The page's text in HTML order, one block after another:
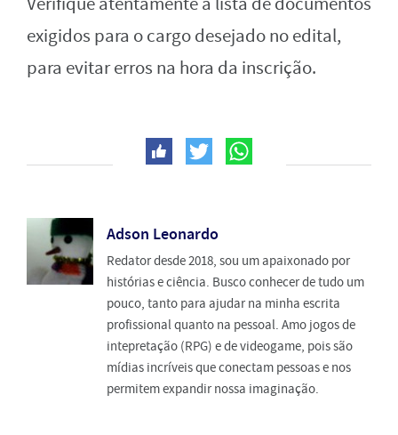
exigidos para o cargo desejado no edital,
para evitar erros na hora da inscrição.
Adson Leonardo
Redator desde 2018, sou um apaixonado por
histórias e ciência. Busco conhecer de tudo um
pouco, tanto para ajudar na minha escrita
profissional quanto na pessoal. Amo jogos de
intepretação (RPG) e de videogame, pois são
mídias incríveis que conectam pessoas e nos
permitem expandir nossa imaginação.